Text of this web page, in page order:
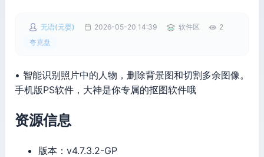
无语(元婴) 2026-05-20 14:39 软件区
2
夸克盘
• 智能识别照片中的人物，删除背景图和切割多余图像。
手机版PS软件，大神是你专属的抠图软件哦
资源信息
版本：v4.7.3.2-GP